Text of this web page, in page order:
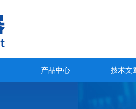
产品中心 技术文